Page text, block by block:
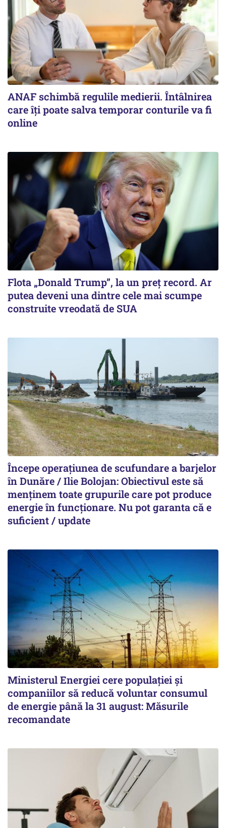
ANAF schimbă regulile medierii. Întâlnirea
care îți poate salva temporar conturile va fi
online
Flota „Donald Trump”, la un preț record. Ar
putea deveni una dintre cele mai scumpe
construite vreodată de SUA
Începe operațiunea de scufundare a barjelor
în Dunăre / Ilie Bolojan: Obiectivul este să
menținem toate grupurile care pot produce
energie în funcționare. Nu pot garanta că e
suficient / update
Ministerul Energiei cere populației și
companiilor să reducă voluntar consumul
de energie până la 31 august: Măsurile
recomandate